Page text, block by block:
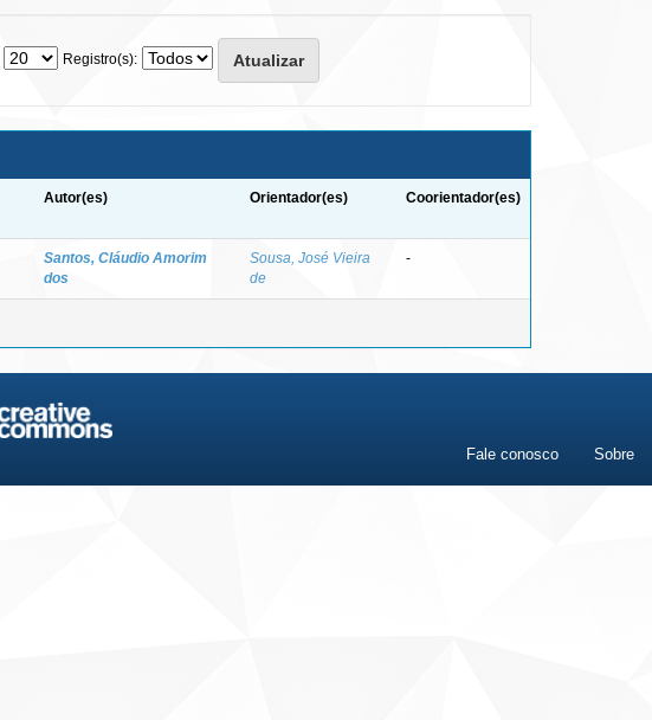
Registro(s):
Autor(es) Orientador(es) Coorientador(es)
Santos, Cláudio Amorim
dos
Sousa, José Vieira
de
-
Fale conosco Sobre